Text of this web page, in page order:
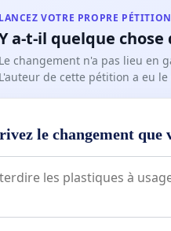
LANCEZ VOTRE PROPRE PÉTITION
a-t-il quelque chose
Le changement n'a pas lieu en
L'auteur de cette pétition a eu
le changement que